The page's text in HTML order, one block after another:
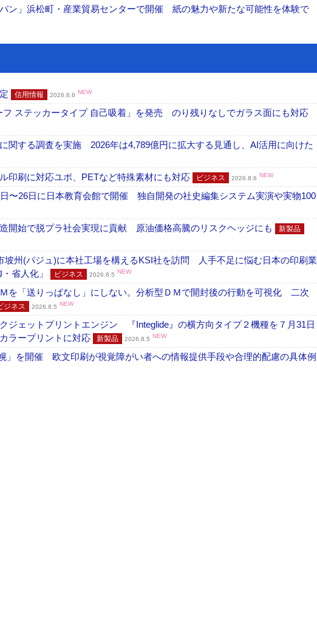
ン」浜松町・産業貿易センターで開催 紙の魅力や新たな可能性を体験で
信用情報 2026.8.6 NEW
ステッカータイプ 自己吸着」を発売 のり残りなしでガラス面にも対応
する調査を実施 2026年は4,789億円に拡大する見通し、AI活用に向けた
印刷に対応ユポ、PETなど特殊素材にも対応 ビジネス 2026.8.6 NEW
〜26日に日本教育会館で開催 独自開発の社史編集システム実演や実物100
開始で脱プラ社会実現に貢献 原油価格高騰のリスクヘッジにも 新製品
坡州(パジュ)に本社工場を構えるKSI社を訪問 人手不足に悩む日本の印刷業
省人化」
ビジネス 2026.8.5 NEW
を「送りっぱなし」にしない。分析型ＤＭで開封後の行動を可視化 二次
ジネス 2026.8.5 NEW
ェットプリントエンジン 『Integlide』の横方向タイプ２機種を７月31日
ラープリントに対応
新製品 2026.8.5 NEW
を開催 欧文印刷が視覚障がい者への情報提供手段や合理的配慮の具体例